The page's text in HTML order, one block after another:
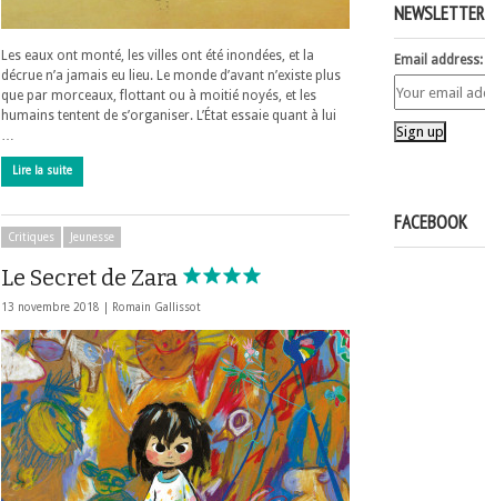
Les eaux ont monté, les villes ont été inondées, et la
décrue n’a jamais eu lieu. Le monde d’avant n’existe plus
que par morceaux, flottant ou à moitié noyés, et les
humains tentent de s’organiser. L’État essaie quant à lui
…
Lire la suite
Critiques Jeunesse
Le Secret de Zara
13 novembre 2018 | Romain Gallissot
NEWSLETTER
Email address:
FACEBOOK